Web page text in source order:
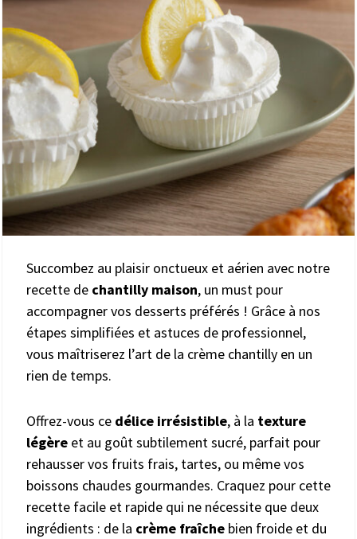
Succombez au plaisir onctueux et aérien avec notre
recette de chantilly maison, un must pour
accompagner vos desserts préférés ! Grâce à nos
étapes simplifiées et astuces de professionnel,
vous maîtriserez l’art de la crème chantilly en un
rien de temps.
Offrez-vous ce délice irrésistible, à la texture
légère et au goût subtilement sucré, parfait pour
rehausser vos fruits frais, tartes, ou même vos
boissons chaudes gourmandes. Craquez pour cette
recette facile et rapide qui ne nécessite que deux
ingrédients : de la crème fraîche bien froide et du